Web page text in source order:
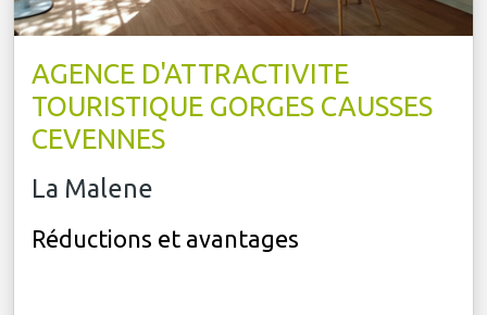
AGENCE D'ATTRACTIVITE
TOURISTIQUE GORGES CAUSSES
CEVENNES
La Malene
Réductions et avantages